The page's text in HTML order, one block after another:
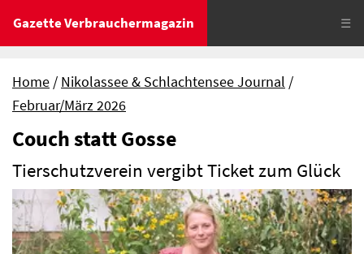
Gazette Verbrauchermagazin ☰
Home
Nikolassee & Schlachtensee Journal
Februar/März 2026
Couch statt Gosse
Tierschutzverein vergibt Ticket zum Glück